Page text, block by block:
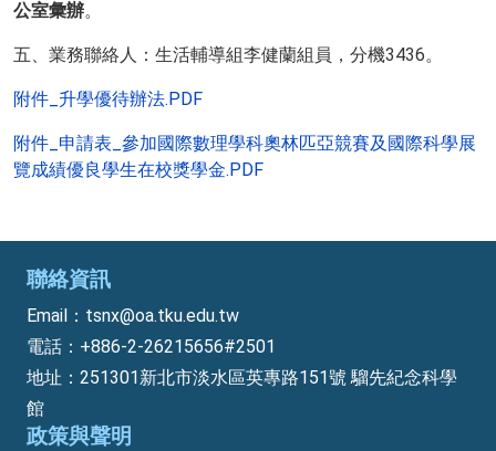
公室彙辦。
五、業務聯絡人：生活輔導組李健蘭組員，分機3436。
附件_升學優待辦法.PDF
附件_申請表_參加國際數理學科奧林匹亞競賽及國際科學展
覽成績優良學生在校獎學金.PDF
聯絡資訊
Email：tsnx@oa.tku.edu.tw
電話：+886-2-26215656#2501
地址：251301新北市淡水區英專路151號 騮先紀念科學
館
政策與聲明